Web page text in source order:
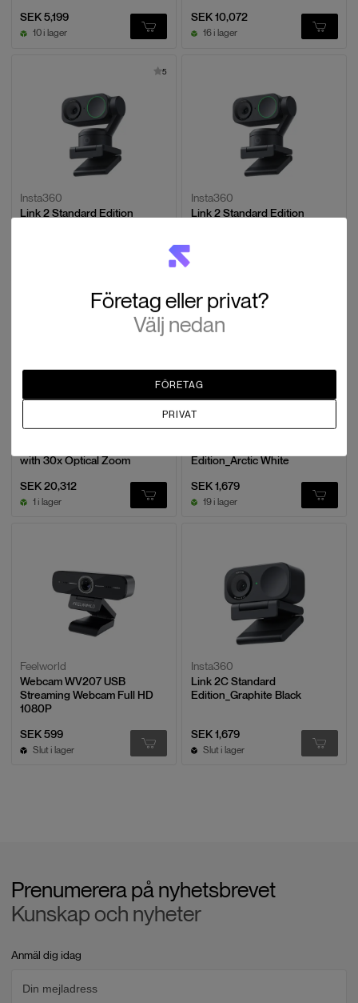
SEK 5,199
10 i lager
SEK 10,072
16 i lager
5
Insta360
Link 2 Standard Edition
Insta360
Link 2 Standard Edition
Hollyland
with 30x Optical Zoom
SEK 20,312
1 i lager
Insta360
Edition_Arctic White
SEK 1,679
19 i lager
Feelworld
Webcam WV207 USB
Streaming Webcam Full HD
1080P
SEK 599
Slut i lager
Insta360
Link 2C Standard
Edition_Graphite Black
SEK 1,679
Slut i lager
Företag eller privat?
Välj nedan
FÖRETAG
PRIVAT
Prenumerera på nyhetsbrevet
Kunskap och nyheter
Anmäl dig idag